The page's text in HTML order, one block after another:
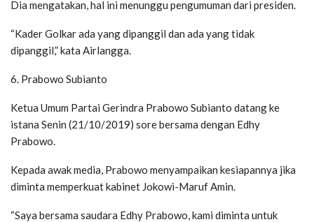
Dia mengatakan, hal ini menunggu pengumuman dari presiden.
“Kader Golkar ada yang dipanggil dan ada yang tidak
dipanggil,” kata Airlangga.
6. Prabowo Subianto
Ketua Umum Partai Gerindra Prabowo Subianto datang ke
istana Senin (21/10/2019) sore bersama dengan Edhy
Prabowo.
Kepada awak media, Prabowo menyampaikan kesiapannya jika
diminta memperkuat kabinet Jokowi-Maruf Amin.
“Saya bersama saudara Edhy Prabowo, kami diminta untuk